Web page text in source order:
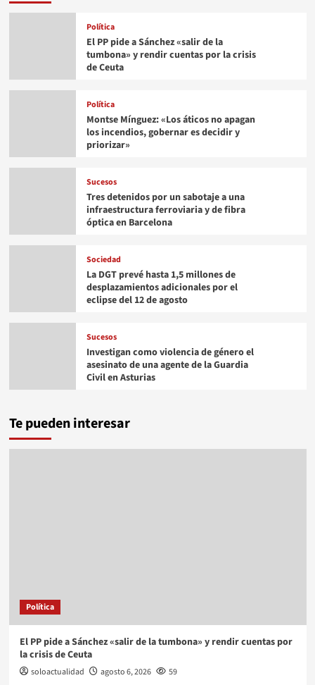
Política
El PP pide a Sánchez «salir de la
tumbona» y rendir cuentas por la crisis
de Ceuta
Política
Montse Mínguez: «Los áticos no apagan
los incendios, gobernar es decidir y
priorizar»
Sucesos
Tres detenidos por un sabotaje a una
infraestructura ferroviaria y de fibra
óptica en Barcelona
Sociedad
La DGT prevé hasta 1,5 millones de
desplazamientos adicionales por el
eclipse del 12 de agosto
Sucesos
Investigan como violencia de género el
asesinato de una agente de la Guardia
Civil en Asturias
Te pueden interesar
Política
El PP pide a Sánchez «salir de la tumbona» y rendir cuentas por
la crisis de Ceuta
soloactualidad agosto 6, 2026 59